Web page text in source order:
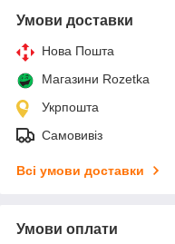
Умови доставки
Нова Пошта
Магазини Rozetka
Укрпошта
Самовивіз
Всі умови доставки
Умови оплати